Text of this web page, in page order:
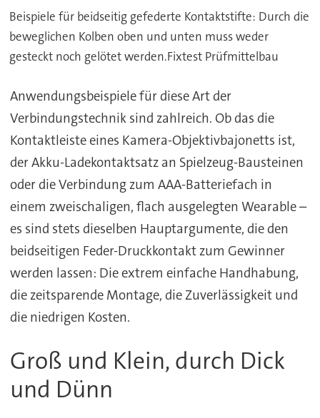
Beispiele für beidseitig gefederte Kontaktstifte: Durch die
beweglichen Kolben oben und unten muss weder
gesteckt noch gelötet werden.Fixtest Prüfmittelbau
Anwendungsbeispiele für diese Art der
Verbindungstechnik sind zahlreich. Ob das die
Kontaktleiste eines Kamera-Objektivbajonetts ist,
der Akku-Ladekontaktsatz an Spielzeug-Bausteinen
oder die Verbindung zum AAA-Batteriefach in
einem zweischaligen, flach ausgelegten Wearable –
es sind stets dieselben Hauptargumente, die den
beidseitigen Feder-Druckkontakt zum Gewinner
werden lassen: Die extrem einfache Handhabung,
die zeitsparende Montage, die Zuverlässigkeit und
die niedrigen Kosten.
Groß und Klein, durch Dick
und Dünn